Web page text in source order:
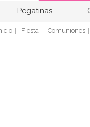
Pegatinas
Fiesta Comuniones